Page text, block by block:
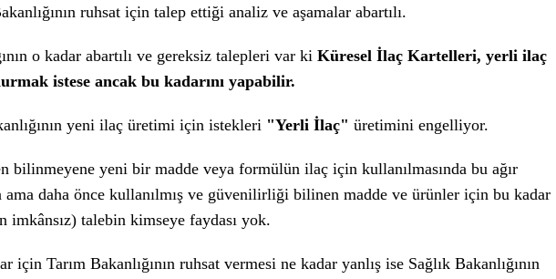
ruhsat için talep ettiği analiz ve aşamalar abartılı.
o kadar abartılı ve gereksiz talepleri var ki Küresel İlaç Kartelleri, yerli ilaç
istese ancak bu kadarını yapabilir.
yeni ilaç üretimi için istekleri "Yerli İlaç" üretimini engelliyor.
bilinmeyene yeni bir madde veya formülün ilaç için kullanılmasında bu ağır
ama daha önce kullanılmış ve güvenilirliği bilinen madde ve ürünler için bu kadar
imkânsız) talebin kimseye faydası yok.
için Tarım Bakanlığının ruhsat vermesi ne kadar yanlış ise Sağlık Bakanlığının